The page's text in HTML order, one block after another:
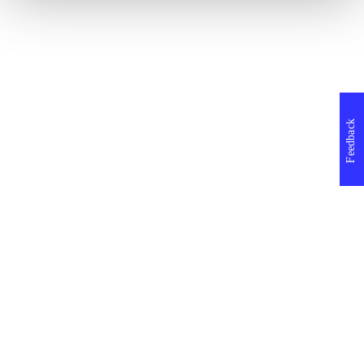
Feedback